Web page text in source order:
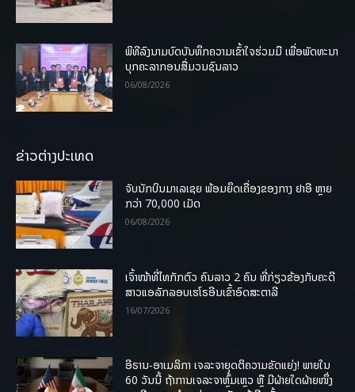
ພິທີລົງນາມບົດບັນທຶກຄວາມເຂົ້າໃຈຮ່ວມມື ເພື່ອພັດທະນາ
ບຸກຄະລາກອນສື່ມວນຊົນລາວ
06/08/2026
ຂ່າວຕ່າງປະເທດ
ຈັບນັກບິນມາເລເຊຍ ພ້ອມຍຶດເຄື່ອງຂອງກາງ ຢາອີ ຫຼາຍ
ກວ່າ 70,000 ເມັດ
06/08/2026
ເຈົ້າໜ້າທີ່ໄທກັກຕົວ ຄົນລາວ 2 ຄົນ ທີ່ກ່ຽວຂ້ອງກັບຄະດີ
ສາວແອລັກລອບເຮໂຣອີນເຂົ້າອົດສະຕາລີ
16/07/2026
ອີຣານ-ອາເມລິກາ ເຈລະຈາຍຸດຕິຄວາມຂັດແຍ່ງ! ພາຍໃນ
60 ວັນນີ້ ຖ້າການເຈລະຈາຫຼົ້ມເຫຼວ ຫຼື ມີຝ່າຍໃດຝ່າຍໜຶ່ງ